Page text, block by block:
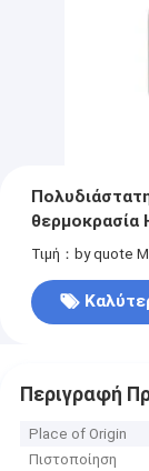
θερμοκρασία
Τιμή：by quote
Περιγραφή
Place of Origin
Πιστοποίηση